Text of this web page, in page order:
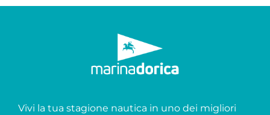
Vivi la tua stagione nautica in uno dei migliori